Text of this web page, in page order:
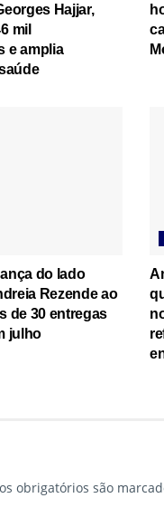
Hajjar,
mil
e amplia
do lado
Rezende ao
de 30 entregas
julho
obrigatórios são